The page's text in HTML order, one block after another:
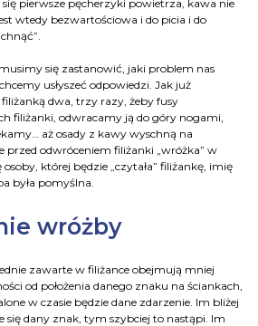
pierwsze pęcherzyki powietrza, kawa nie
wtedy bezwartościowa i do picia i do
się zastanowić, jaki problem nas
usłyszeć odpowiedzi. Jak już
dwa, trzy razy, żeby fusy
filiżanki, odwracamy ją do góry nogami,
aż osady z kawy wyschną na
przed odwróceniem filiżanki „wróżka” w
której będzie „czytała” filiżankę, imię
była pomyślna.
wróżby
zawarte w filiżance obejmują mniej
od położenia danego znaku na ściankach,
w czasie będzie dane zdarzenie. Im bliżej
się dany znak, tym szybciej to nastąpi. Im